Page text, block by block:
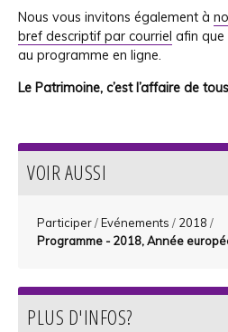
Nous vous invitons également à
bref descriptif par courriel afin que
au programme en ligne.
Le Patrimoine, c’est l’affaire de
VOIR AUSSI
Participer/Evénements / 2018 /
Programme - 2018, Année
PLUS D'INFOS?